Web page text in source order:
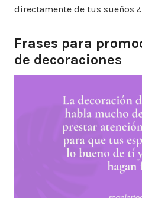
directamente de tus sueños
Frases para
de decoraciones